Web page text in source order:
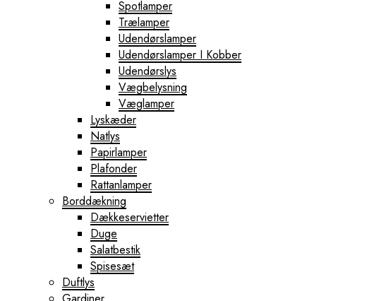
Spotlamper
Trælamper
Udendørslamper
Udendørslamper I Kobber
Udendørslys
Vægbelysning
Væglamper
Lyskæder
Natlys
Papirlamper
Plafonder
Rattanlamper
Borddækning
Dækkeservietter
Duge
Salatbestik
Spisesæt
Duftlys